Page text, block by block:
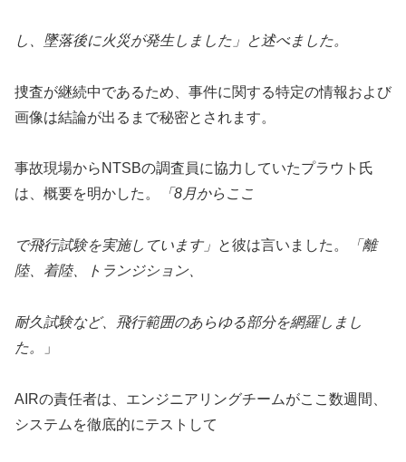
し、墜落後に火災が発生しました」と述べました。
捜査が継続中であるため、事件に関する特定の情報および
画像は結論が出るまで秘密とされます。
事故現場からNTSBの調査員に協力していたプラウト氏
は、概要を明かした。
「8月からここ
で飛行試験を実施しています」 と彼は言いました。 「 離
陸、着陸、トランジション、
耐久試験など、飛行範囲のあらゆる部分を網羅しまし
た。
」
AIRの責任者は、エンジニアリングチームがここ数週間、
システムを徹底的にテストして